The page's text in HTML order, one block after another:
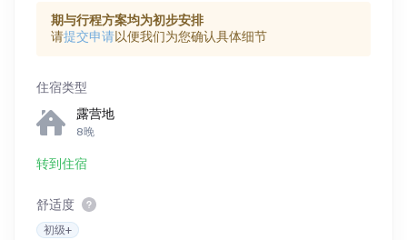
期与行程方案均为初步安排
请提交申请以便我们为您确认具体细节
住宿类型
露营地
8晚
转到住宿
舒适度
初级+